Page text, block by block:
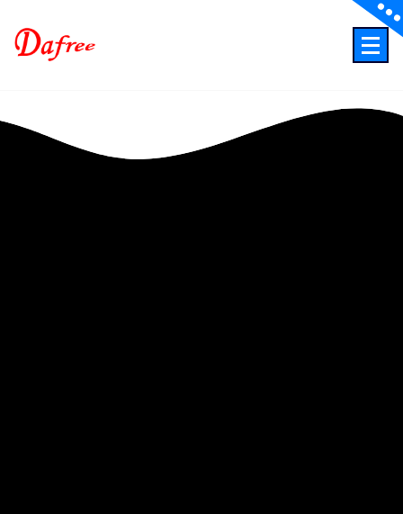
content